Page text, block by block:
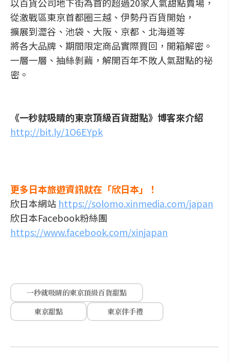
從激戰區東京首都圈三越、伊勢丹百貨開始，
擴展到澀谷、池袋、大阪、京都、北海道等
將各大品牌、期間限定商品實際買回，開箱解密。
一層一層、抽絲剝繭，解開百年不敗人氣甜點的祕
密。
《一秒就吸睛的東京頂級百貨甜點》博客來介紹
http://bit.ly/1O6EYpk
更多日本旅遊資訊就在「欣日本」！
欣日本網站 https://solomo.xinmedia.com/japan
欣日本Facebook粉絲團
https://www.facebook.com/xinjapan
一秒就吸睛的東京頂級百貨甜點
東京甜點
東京伴手禮